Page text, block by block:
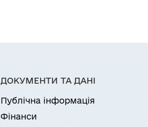
ДОКУМЕНТИ ТА ДАНІ
Публічна інформація
Фінанси